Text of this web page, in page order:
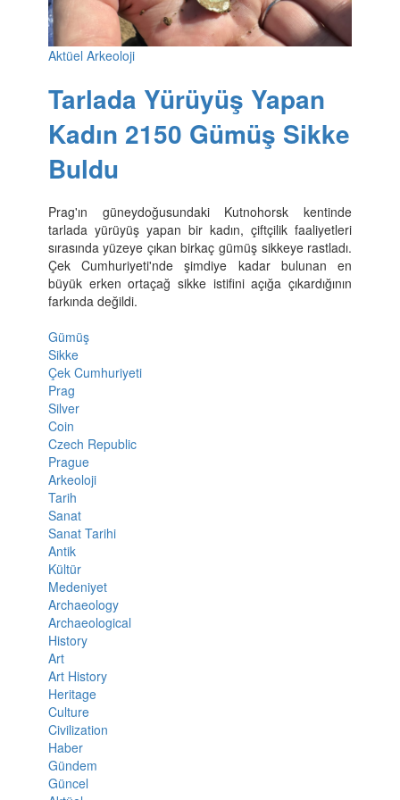
Aktüel Arkeoloji
Tarlada Yürüyüş Yapan
Kadın 2150 Gümüş Sikke
Buldu
Prag'ın güneydoğusundaki Kutnohorsk kentinde
tarlada yürüyüş yapan bir kadın, çiftçilik faaliyetleri
sırasında yüzeye çıkan birkaç gümüş sikkeye rastladı.
Çek Cumhuriyeti'nde şimdiye kadar bulunan en
büyük erken ortaçağ sikke istifini açığa çıkardığının
farkında değildi.
Gümüş
Sikke
Çek Cumhuriyeti
Prag
Silver
Coin
Czech Republic
Prague
Arkeoloji
Tarih
Sanat
Sanat Tarihi
Antik
Kültür
Medeniyet
Archaeology
Archaeological
History
Art
Art History
Heritage
Culture
Civilization
Haber
Gündem
Güncel